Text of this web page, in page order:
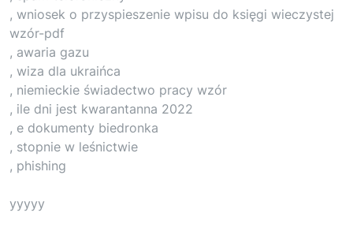
, wniosek o przyspieszenie wpisu do księgi wieczystej
wzór-pdf
, awaria gazu
, wiza dla ukraińca
, niemieckie świadectwo pracy wzór
, ile dni jest kwarantanna 2022
, e dokumenty biedronka
, stopnie w leśnictwie
, phishing
yyyyy